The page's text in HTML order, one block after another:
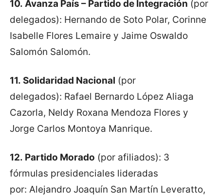
10. Avanza País – Partido de Integración (por
delegados): Hernando de Soto Polar, Corinne
Isabelle Flores Lemaire y Jaime Oswaldo
Salomón Salomón.
11. Solidaridad Nacional (por
delegados): Rafael Bernardo López Aliaga
Cazorla, Neldy Roxana Mendoza Flores y
Jorge Carlos Montoya Manrique.
12. Partido Morado (por afiliados): 3
fórmulas presidenciales lideradas
por: Alejandro Joaquín San Martín Leveratto,